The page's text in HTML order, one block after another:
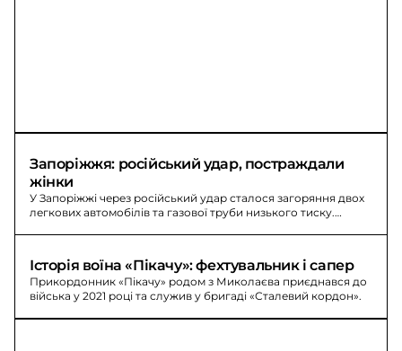
Запоріжжя: російський удар, постраждали
жінки
У Запоріжжі через російський удар сталося загоряння двох
легкових автомобілів та газової труби низького тиску.
Історія воїна «Пікачу»: фехтувальник і сапер
Прикордонник «Пікачу» родом з Миколаєва приєднався до
війська у 2021 році та служив у бригаді «Сталевий кордон».